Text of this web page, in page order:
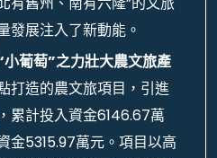
發展注入了新動能。
葡萄”之力壯大農文旅產
打造的農文旅項目，引進
累計投入資金6146.67萬
金5315.97萬元。項目以高